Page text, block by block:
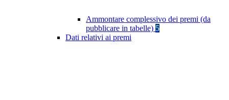
Ammontare complessivo dei premi (da
pubblicare in tabelle) 5
Dati relativi ai premi